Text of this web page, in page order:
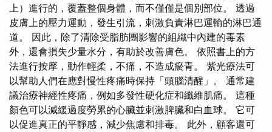
上）進行的，覆蓋整個身體，而不僅僅是個別部位。 透過
皮膚上的壓力運動，發生引流，刺激負責淋巴運輸的淋巴通
道。 因此，除了清除受脂肪團影響的組織中內建的毒素
外，還會損失少量水分，有助於改善膚色。 依照書上的方
法進行按摩，動作輕柔，不痛，不造成瘀青。 紫光療法可
以幫助人們在應對慢性疼痛時保持「頭腦清醒」。 通常建
議治療神經性疼痛，例如多發性硬化症和纖維肌痛。 這種
顏色可以減緩過度勞累的心臟並刺激脾臟和白血球。 它可
以促進真正的平靜感，減少焦慮和排毒。 此外，顧客還可